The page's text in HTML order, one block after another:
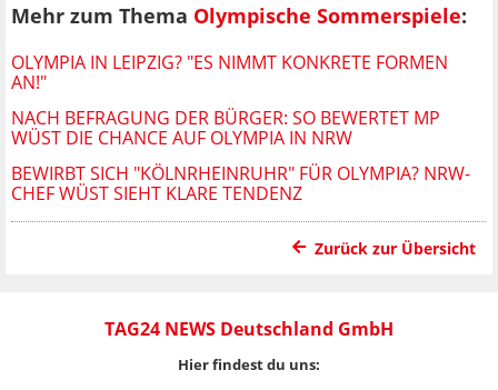
Mehr zum Thema Olympische Sommerspiele:
OLYMPIA IN LEIPZIG? "ES NIMMT KONKRETE FORMEN
AN!"
NACH BEFRAGUNG DER BÜRGER: SO BEWERTET MP
WÜST DIE CHANCE AUF OLYMPIA IN NRW
BEWIRBT SICH "KÖLNRHEINRUHR" FÜR OLYMPIA? NRW-
CHEF WÜST SIEHT KLARE TENDENZ
Zurück zur Übersicht
TAG24 NEWS Deutschland GmbH
Hier findest du uns: